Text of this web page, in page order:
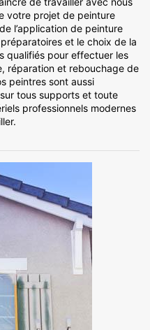
votre projet de peinture
l’application de peinture
et le choix de la
qualifiés pour effectuer les
réparation et rebouchage de
peintres sont aussi
tous supports et toute
professionnels modernes